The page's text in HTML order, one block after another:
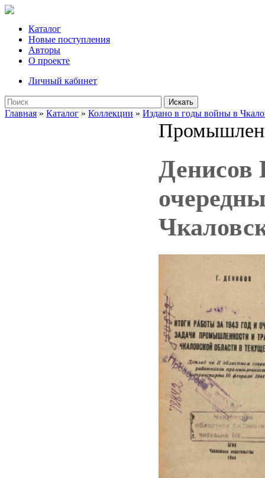
Каталог
Новые поступления
Авторы
О проекте
Личный кабинет
Искать
Главная » Каталог » Коллекции » Издано в годы войны в
Денисов